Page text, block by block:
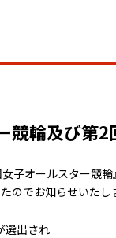
競輪及び第
子オールスター競輪
のでお知らせいたし
選出され